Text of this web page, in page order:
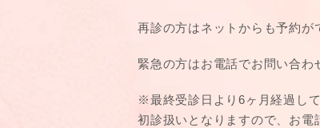
再診の方はネットからも予約が
緊急の方はお電話でお問い合わ
※最終受診日より6ヶ月経過し
初診扱いとなりますので、お電